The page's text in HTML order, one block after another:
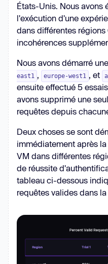
États-Unis. Nous avons
l'exécution d'une
dans différentes régions
incohérences
Nous avons démarré
east1 , europe-west1 , et
ensuite effectué 5
avons supprimé une
requêtes depuis
Deux choses se sont
immédiatement après
VM dans différentes
de réussite
tableau ci-dessous
requêtes valides dans